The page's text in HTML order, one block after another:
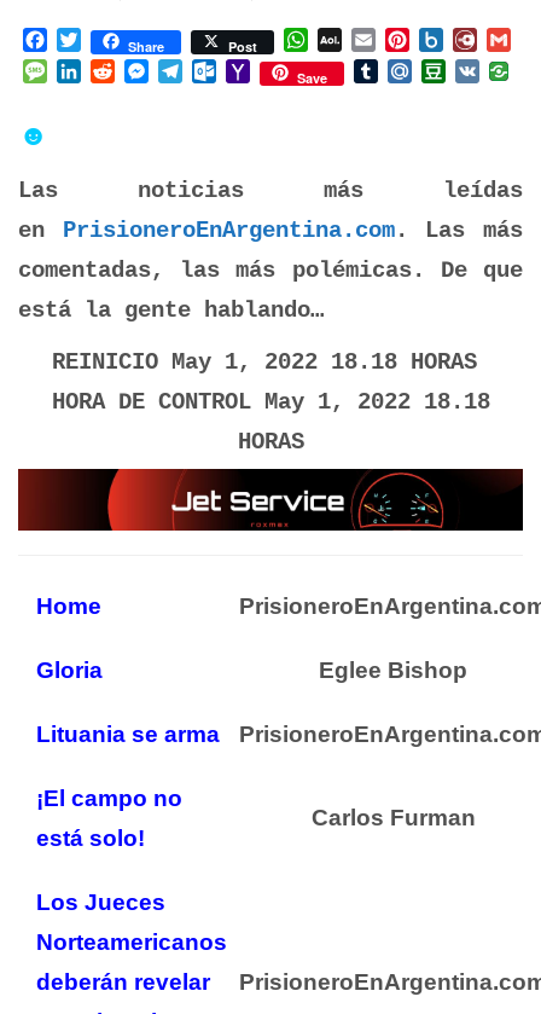
Facebook
TwitterShare Post WhatsApp
AOL
Mail
Email Pinterest
Box.net
Message
LinkedInRedditMessenger
TelegramOutlook.com
YahooSave TumblrMail.RuDouban
VK
☻
Las noticias más leídas
en PrisioneroEnArgentina.com. Las más
comentadas, las más polémicas. De que
está la gente hablando…
REINICIO May 1, 2022 18.18 HORAS
HORA DE CONTROL May 1, 2022 18.18
HORAS
Home
Gloria Eglee Bishop
Lituania se arma
¡El campo no
está solo!
Carlos Furman
Los Jueces
Norteamericanos
deberán revelar